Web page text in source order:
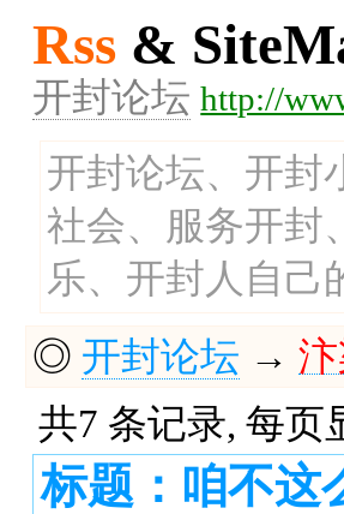
Rss &
开封论坛 http://
开封论坛、开封
社会、服务开封
乐、开封人自己
◎ 开封论坛 →
共7 条记录, 每页
标题：咱不这